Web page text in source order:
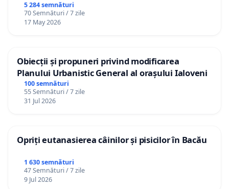
5 284 semnături
70 Semnături / 7 zile
17 May 2026
Obiecții și propuneri privind modificarea
Planului Urbanistic General al orașului Ialoveni
100 semnături
55 Semnături / 7 zile
31 Jul 2026
Opriți eutanasierea câinilor și pisicilor în Bacău
1 630 semnături
47 Semnături / 7 zile
9 Jul 2026